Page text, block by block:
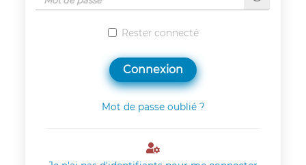
Rester connecté
Connexion
Mot de passe oublié ?
